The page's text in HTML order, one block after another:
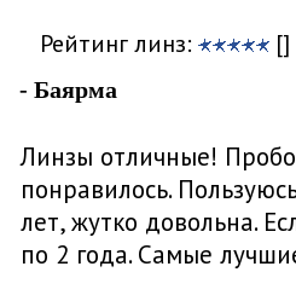
Рейтинг линз: []
- Баярма
Линзы отличные!
понравилось.
лет, жутко довольна.
по 2 года. Самые